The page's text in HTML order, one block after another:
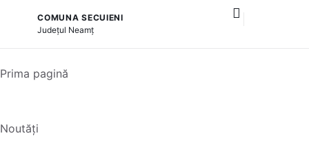
COMUNA SECUIENI
Județul Neamț
Prima pagină
Noutăți